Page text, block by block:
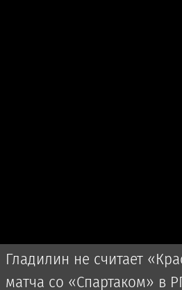
Гладилин не считает
матча со «Спартаком» в